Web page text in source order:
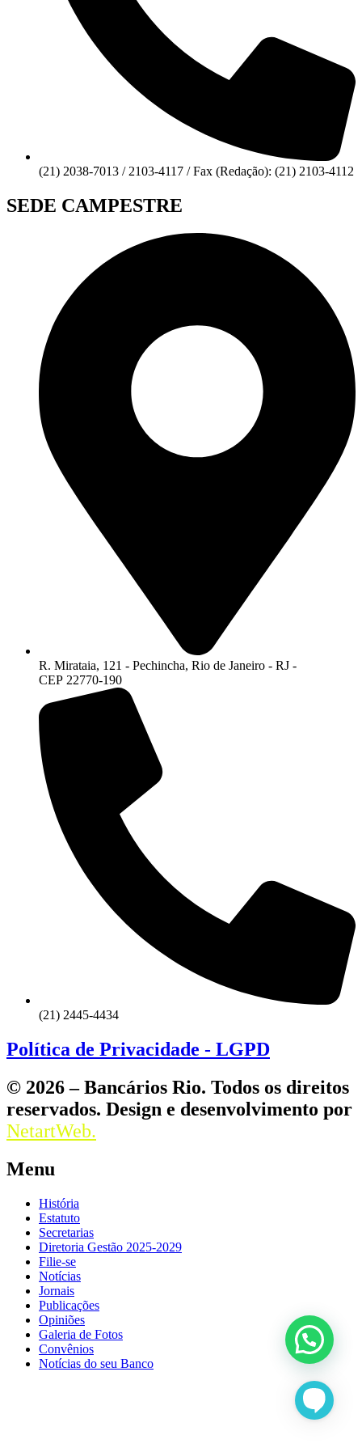
(21) 2038-7013 / 2103-4117 / Fax (Redação): (21) 2103-4112
SEDE CAMPESTRE
R. Mirataia, 121 - Pechincha, Rio de Janeiro - RJ -
CEP 22770-190
(21) 2445-4434
Política de Privacidade - LGPD
© 2026 – Bancários Rio. Todos os direitos
reservados. Design e desenvolvimento por
NetartWeb.
Menu
História
Estatuto
Secretarias
Diretoria Gestão 2025-2029
Filie-se
Notícias
Jornais
Publicações
Opiniões
Galeria de Fotos
Convênios
Notícias do seu Banco